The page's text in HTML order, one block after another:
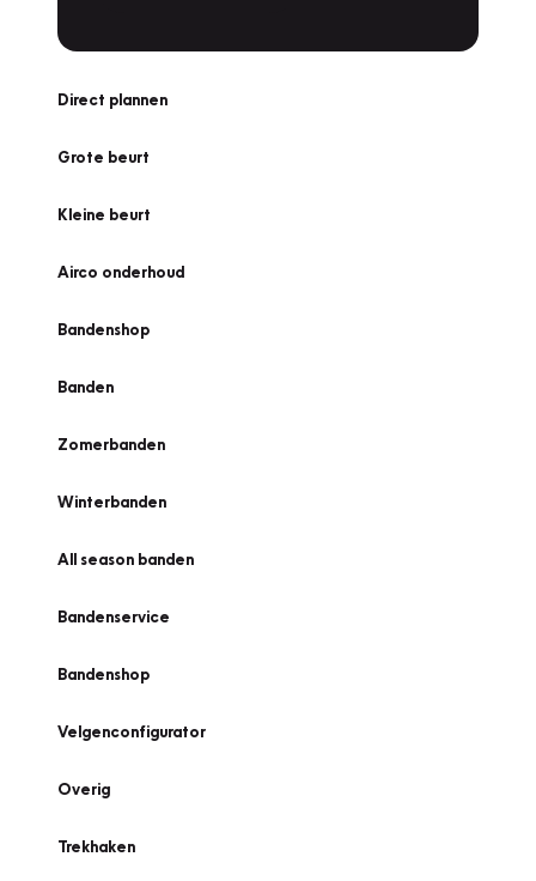
Direct plannen
Grote beurt
Kleine beurt
Airco onderhoud
Bandenshop
Banden
Zomerbanden
Winterbanden
All season banden
Bandenservice
Bandenshop
Velgenconfigurator
Overig
Trekhaken